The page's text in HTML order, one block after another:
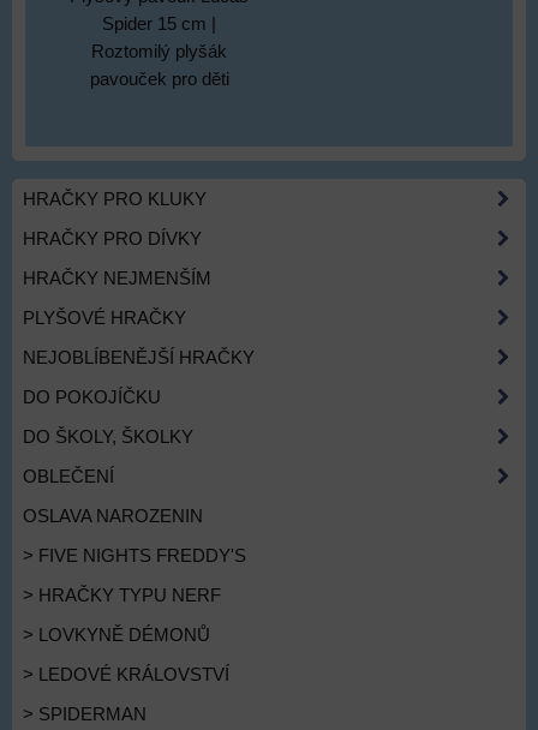
Spider 15 cm |
Roztomilý plyšák
pavouček pro děti
HRAČKY PRO KLUKY
HRAČKY PRO DÍVKY
HRAČKY NEJMENŠÍM
PLYŠOVÉ HRAČKY
NEJOBLÍBENĚJŠÍ HRAČKY
DO POKOJÍČKU
DO ŠKOLY, ŠKOLKY
OBLEČENÍ
OSLAVA NAROZENIN
> FIVE NIGHTS FREDDY'S
> HRAČKY TYPU NERF
> LOVKYNĚ DÉMONŮ
> LEDOVÉ KRÁLOVSTVÍ
> SPIDERMAN